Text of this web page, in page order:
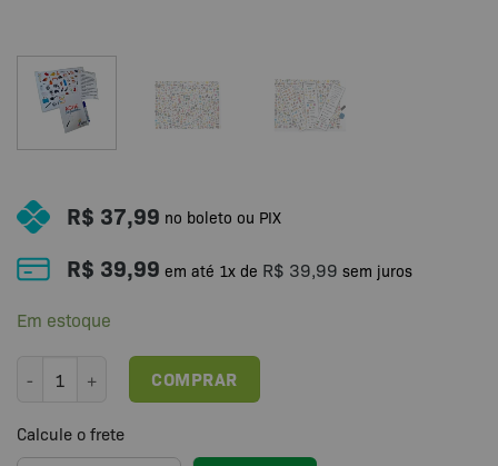
R$ 37,99 no boleto ou PIX
R$ 39,99 em até 1x de R$ 39,99 sem juros
Em estoque
Ache se Puder - Jogo Idosos e Adultos Estimulação Visual e
COMPRAR
Calcule o frete